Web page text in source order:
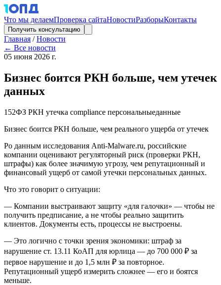
Что мы делаемПроверка сайтаНовостиРазборыКонтакты
Получить консультацию
Главная / Новости
← Все новости
05 июня 2026 г.
Бизнес боится РКН больше, чем утечек
данных
152ФЗ РКН утечка compliance персональныеданные
Бизнес боится РКН больше, чем реального ущерба от утечек
Po данным исследования Anti-Malware.ru, российские
компании оценивают регуляторный риск (проверки РКН,
штрафы) как более значимую угрозу, чем репутационный и
финансовый ущерб от самой утечки персональных данных.
Что это говорит о ситуации:
— Компании выстраивают защиту «для галочки» — чтобы не
получить предписание, а не чтобы реально защитить
клиентов. Документы есть, процессы не выстроены.
— Это логично с точки зрения экономики: штраф за
нарушение ст. 13.11 КоАП для юрлица — до 700 000 ₽ за
первое нарушение и до 1,5 млн ₽ за повторное.
Репутационный ущерб измерить сложнее — его и боятся
меньше.